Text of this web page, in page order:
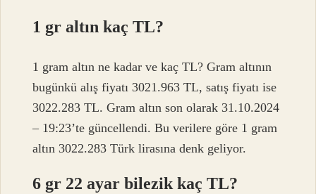
1 gr altın kaç TL?
1 gram altın ne kadar ve kaç TL? Gram altının
bugünkü alış fiyatı 3021.963 TL, satış fiyatı ise
3022.283 TL. Gram altın son olarak 31.10.2024
– 19:23’te güncellendi. Bu verilere göre 1 gram
altın 3022.283 Türk lirasına denk geliyor.
6 gr 22 ayar bilezik kaç TL?